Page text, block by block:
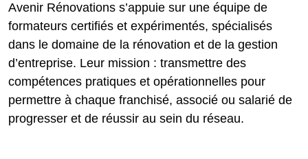
Avenir Rénovations s’appuie sur une équipe de
formateurs certifiés et expérimentés, spécialisés
dans le domaine de la rénovation et de la gestion
d’entreprise. Leur mission : transmettre des
compétences pratiques et opérationnelles pour
permettre à chaque franchisé, associé ou salarié de
progresser et de réussir au sein du réseau.